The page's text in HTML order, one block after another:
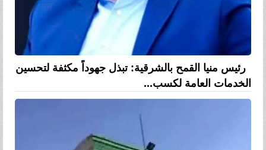
رئيس منيا القمح بالشرقية: تبذل جهوداً مكثفة لتحسين
الخدمات العامة لكسب...